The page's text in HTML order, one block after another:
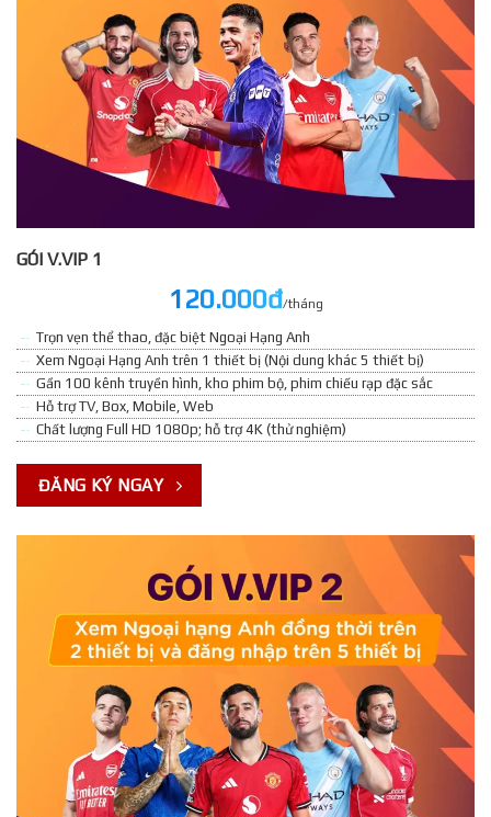
GÓI V.VIP 1
120.000đ/tháng
Trọn vẹn thể thao, đặc biệt Ngoại Hạng Anh
Xem Ngoại Hạng Anh trên 1 thiết bị (Nội dung khác 5 thiết bị)
Gần 100 kênh truyền hình, kho phim bộ, phim chiếu rạp đặc sắc
Hỗ trợ TV, Box, Mobile, Web
Chất lượng Full HD 1080p; hỗ trợ 4K (thử nghiệm)
ĐĂNG KÝ NGAY